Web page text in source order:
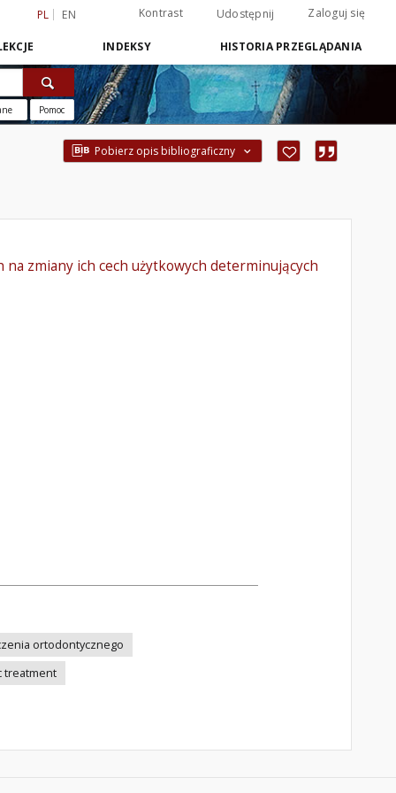
PL EN Kontrast Udostępnij Zaloguj się
INDEKSY HISTORIA PRZEGLĄDANIA
Pomoc
Pobierz opis bibliograficzny
zmiany ich cech użytkowych determinujących
ortodontycznego
treatment